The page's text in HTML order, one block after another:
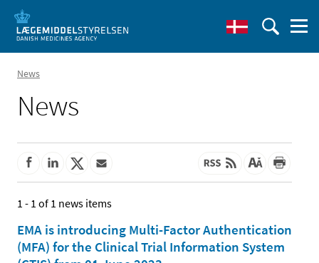
News
News
1 - 1 of 1 news items
EMA is introducing Multi-Factor Authentication
(MFA) for the Clinical Trial Information System